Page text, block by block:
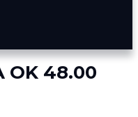
OK 48.00